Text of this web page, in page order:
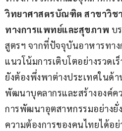
วิทยาศาสตรบัณฑิต สาขาวิช
ทางการแพทย์และสุขภาพ บ
สูตรฯ จากที่ปัจจุบันอาหารทา
แนวโน้มการเติบโตอย่างรวด
ยังต้องพึ่งพาต่างประเทศในด้
พัฒนาบุคลากรและสร้างองค์ค
การพัฒนาอุตสาหกรรมอย่างยั่
ความต้องการของคนไทยได้อ